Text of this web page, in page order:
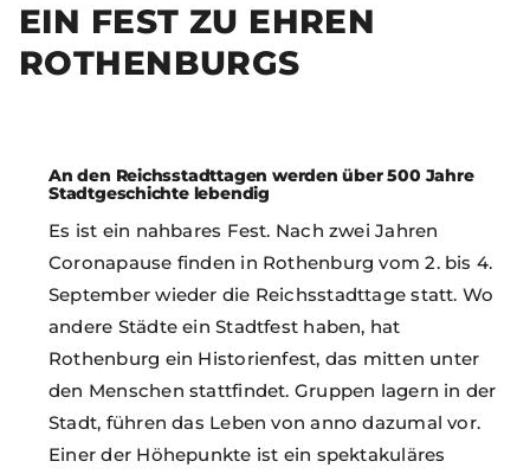
EIN FEST ZU EHREN
ROTHENBURGS
An den Reichsstadttagen werden über 500 Jahre
Stadtgeschichte lebendig
Es ist ein nahbares Fest. Nach zwei Jahren
Coronapause finden in Rothenburg vom 2. bis 4.
September wieder die Reichsstadttage statt. Wo
andere Städte ein Stadtfest haben, hat
Rothenburg ein Historienfest, das mitten unter
den Menschen stattfindet. Gruppen lagern in der
Stadt, führen das Leben von anno dazumal vor.
Einer der Höhepunkte ist ein spektakuläres